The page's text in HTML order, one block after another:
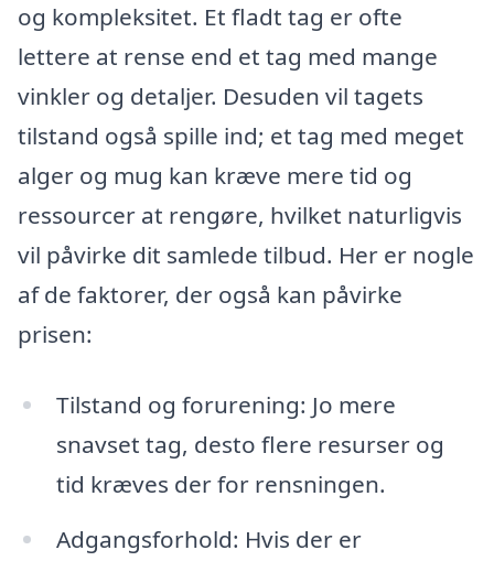
og kompleksitet. Et fladt tag er ofte
lettere at rense end et tag med mange
vinkler og detaljer. Desuden vil tagets
tilstand også spille ind; et tag med meget
alger og mug kan kræve mere tid og
ressourcer at rengøre, hvilket naturligvis
vil påvirke dit samlede tilbud. Her er nogle
af de faktorer, der også kan påvirke
prisen:
Tilstand og forurening: Jo mere
snavset tag, desto flere resurser og
tid kræves der for rensningen.
Adgangsforhold: Hvis der er